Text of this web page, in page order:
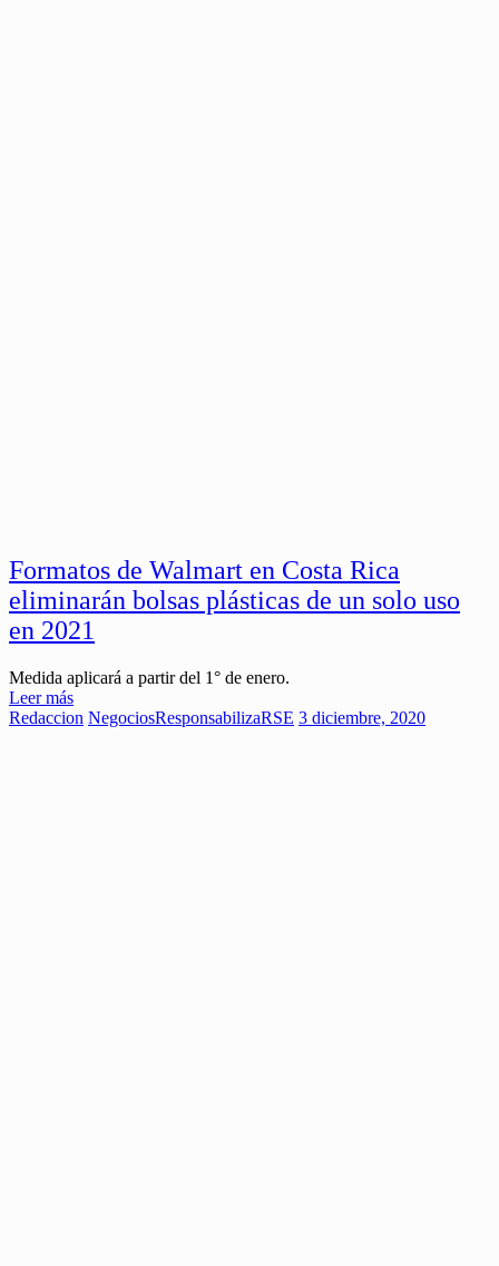
Formatos de Walmart en Costa Rica
eliminarán bolsas plásticas de un solo uso
en 2021
Medida aplicará a partir del 1° de enero.
Leer más
Redaccion NegociosResponsabilizaRSE 3 diciembre, 2020